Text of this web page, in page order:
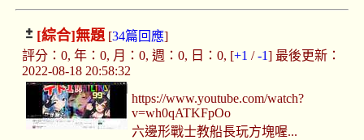
[綜合]無題[34篇回應]
評分：0, 年：0, 月：0, 週：0, 日：0, [+1 /-1] 最後更新：
2022-08-18 20:58:32
https://www.youtube.com/watch?
v=wh0qATKFpOo
六邊形戰士教船長玩方塊喔...